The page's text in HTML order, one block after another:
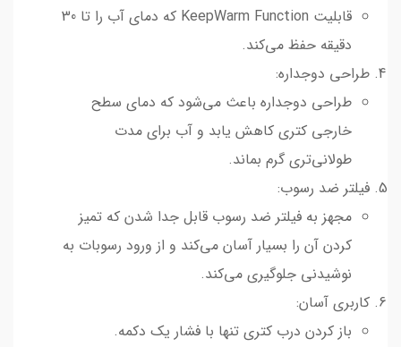
قابلیت KeepWarm Function که دمای آب را تا 30
دقیقه حفظ می‌کند.
طراحی دوجداره:
طراحی دوجداره باعث می‌شود که دمای سطح
خارجی کتری کاهش یابد و آب برای مدت
طولانی‌تری گرم بماند.
فیلتر ضد رسوب:
مجهز به فیلتر ضد رسوب قابل جدا شدن که تمیز
کردن آن را بسیار آسان می‌کند و از ورود رسوبات به
نوشیدنی جلوگیری می‌کند.
کاربری آسان:
باز کردن درب کتری تنها با فشار یک دکمه.